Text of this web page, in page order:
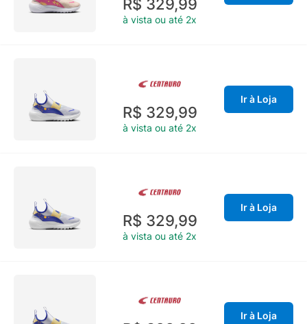
R$ 329,99
à vista ou até 2x
R$ 329,99
à vista ou até 2x
Ir à Loja
R$ 329,99
à vista ou até 2x
Ir à Loja
Ir à Loja